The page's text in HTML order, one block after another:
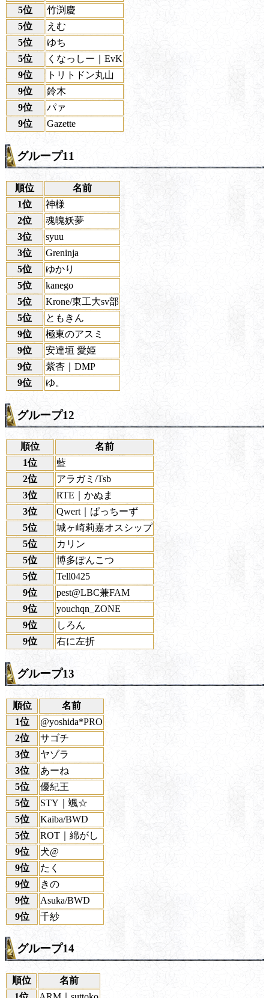
5位
竹渕慶
5位
えむ
5位
ゆち
5位
くなっしー｜EvK
9位
トリトドン丸山
9位
鈴木
9位
パァ
9位
Gazette
グループ11
順位
名前
1位
神様
2位
魂魄妖夢
3位
syuu
3位
Greninja
5位
ゆかり
5位
kanego
5位
Krone/東工大sv部
5位
ともきん
9位
極東のアスミ
9位
安達垣 愛姫
9位
紫杏｜DMP
9位
ゆ。
グループ12
順位
名前
1位
藍
2位
アラガミ/Tsb
3位
RTE｜かぬま
3位
Qwert｜ぱっちーず
5位
城ヶ崎莉嘉オスシップ
5位
カリン
5位
博多ぽんこつ
5位
Tell0425
9位
pest@LBC兼FAM
9位
youchqn_ZONE
9位
しろん
9位
右に左折
グループ13
順位
名前
1位
@yoshida*PRO
2位
サゴチ
3位
ヤゾラ
3位
あーね
5位
優紀王
5位
STY｜颯☆
5位
Kaiba/BWD
5位
ROT｜綿がし
9位
犬@
9位
たく
9位
きの
9位
Asuka/BWD
9位
千紗
グループ14
順位
名前